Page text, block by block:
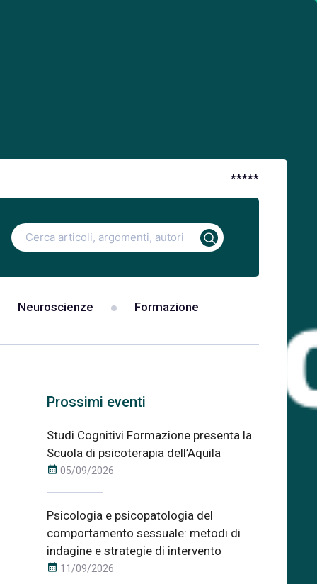
*****
Ricerca
per:
Neuroscienze Formazione
Prossimi eventi
Studi Cognitivi Formazione presenta la
Scuola di psicoterapia dell’Aquila
calendar_month 05/09/2026
Psicologia e psicopatologia del
comportamento sessuale: metodi di
indagine e strategie di intervento
calendar_month 11/09/2026